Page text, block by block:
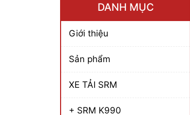
DANH MỤC
Giới thiệu
Sản phẩm
XE TẢI SRM
+ SRM K990